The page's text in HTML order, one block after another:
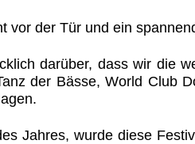
vor der Tür und ein
darüber, dass wir die
der Bässe, World Club
Jahres, wurde diese